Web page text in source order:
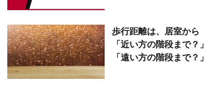
歩行距離は、居室から
「近い方の階段まで？」
「遠い方の階段まで？」